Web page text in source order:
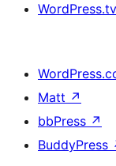
WordPress.tv
Matt ↗
bbPress ↗
BuddyPress